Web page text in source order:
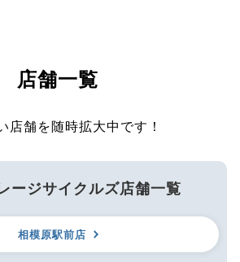
店舗一覧
店舗を随時拡大中です！
ージサイクルズ店舗一覧
相模原駅前店